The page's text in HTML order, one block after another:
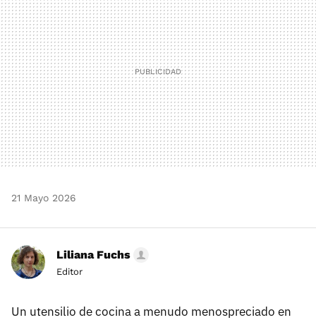
21 Mayo 2026
Liliana Fuchs
Editor
Un utensilio de cocina a menudo menospreciado en